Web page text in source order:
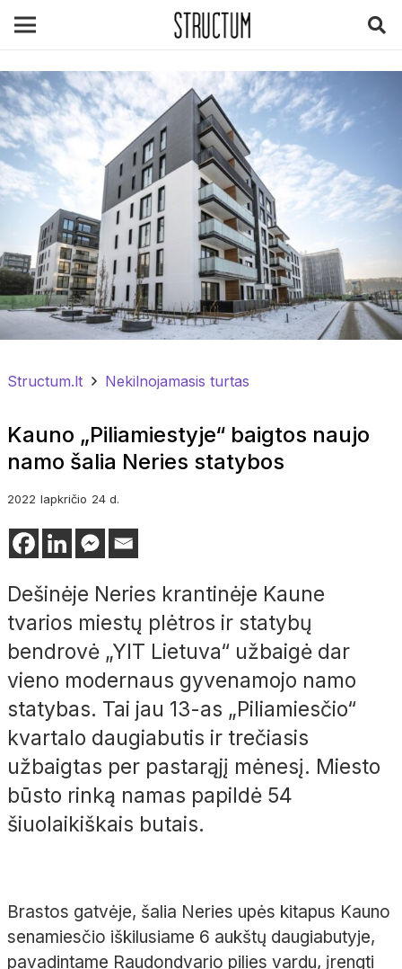
Structum.lt Nekilnojamasis turtas
Kauno „Piliamiestyje“ baigtos naujo
namo šalia Neries statybos
2022 lapkričio 24 d.
Dešinėje Neries krantinėje Kaune
tvarios miestų plėtros ir statybų
bendrovė „YIT Lietuva“ užbaigė dar
vieno modernaus gyvenamojo namo
statybas. Tai jau 13-as „Piliamiesčio“
kvartalo daugiabutis ir trečiasis
užbaigtas per pastarąjį mėnesį. Miesto
būsto rinką namas papildė 54
šiuolaikiškais butais.
Brastos gatvėje, šalia Neries upės kitapus Kauno
senamiesčio iškilusiame 6 aukštų daugiabutyje,
pavadintame Raudondvario pilies vardu, įrengti